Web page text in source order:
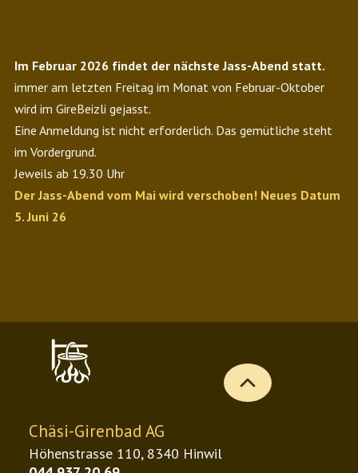
Im Februar 2026 findet der nächste Jass-Abend statt.
immer am letzten Freitag im Monat von Februar-Oktober
wird im GireBeizli gejasst.
Eine Anmeldung ist nicht erforderlich. Das gemütliche steht
im Vordergrund.
Jeweils ab 19.30 Uhr
Der Jass-Abend vom Mai wird verschoben! Neues Datum
5. Juni 26
b
Chäsi-Girenbad AG
Höhenstrasse 110, 8340 Hinwil